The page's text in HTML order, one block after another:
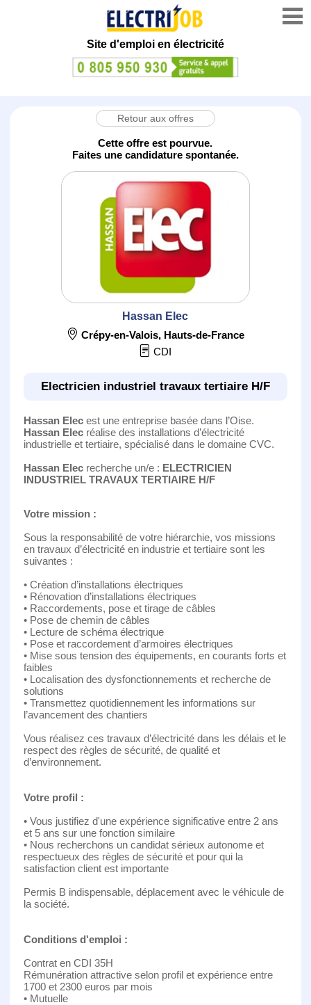
Site d'emploi en électricité
Retour aux offres
Cette offre est pourvue.
Faites une candidature spontanée.
Hassan Elec
Crépy-en-Valois, Hauts-de-France
CDI
Electricien industriel travaux tertiaire H/F
Hassan Elecest une entreprise basée dans l’Oise.
Hassan Elecréalise des installations d’électricité
industrielle et tertiaire, spécialisé dans le domaine CVC.
Hassan Elecrecherche un/e : ELECTRICIEN
INDUSTRIEL TRAVAUX TERTIAIRE H/F
Votre mission :
Sous la responsabilité de votre hiérarchie, vos missions
en travaux d’électricité en industrie et tertiaire sont les
suivantes :
• Création d’installations électriques
• Rénovation d’installations électriques
• Raccordements, pose et tirage de câbles
• Pose de chemin de câbles
• Lecture de schéma électrique
• Pose et raccordement d’armoires électriques
• Mise sous tension des équipements, en courants forts et
faibles
• Localisation des dysfonctionnements et recherche de
solutions
• Transmettez quotidiennement les informations sur
l’avancement des chantiers
Vous réalisez ces travaux d’électricité dans les délais et le
respect des règles de sécurité, de qualité et
d’environnement.
Votre profil :
• Vous justifiez d'une expérience significative entre 2 ans
et 5 ans sur une fonction similaire
• Nous recherchons un candidat sérieux autonome et
respectueux des règles de sécurité et pour qui la
satisfaction client est importante
Permis B indispensable, déplacement avec le véhicule de
la société.
Conditions d'emploi :
Contrat en CDI 35H
Rémunération attractive selon profil et expérience entre
1700 et 2300 euros par mois
• Mutuelle